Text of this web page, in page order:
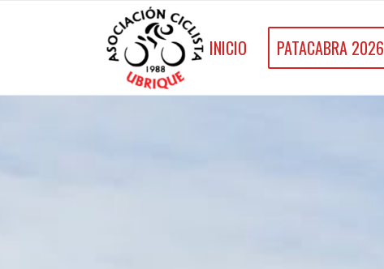
INICIO PATACABRA 2026